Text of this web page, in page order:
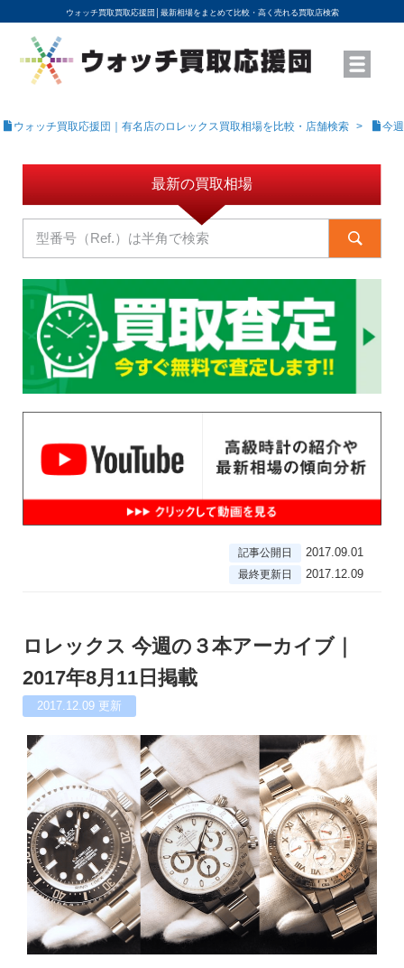
ウォッチ買取買取応援団│ 最新相場をまとめて比較・高く売れる買取店検索
YouTubeで動画を公開中
ROLEXモデル名から買取相場を調べる
高級時計ブランド名から買取相場を調べる
地域から買取店を探す
店舗名から買取店を探す
ブランド時計を高く売る方法
買取査定を依頼する
ウォッチ買取応援団｜有名店のロレックス買取相場を比較・店舗検索 今
最新の買取相場
記事公開日 2017.09.01
最終更新日 2017.12.09
ロレックス 今週の３本アーカイブ｜
2017年8月11日掲載
2017.12.09 更新